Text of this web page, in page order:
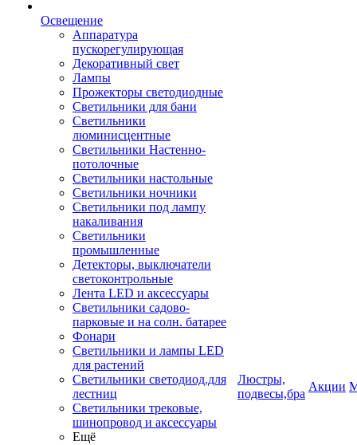
Освещение
Аппаратура
пускорегулирующая
Декоративный свет
Лампы
Прожекторы светодиодные
Светильники для бани
Светильники
люминисцентные
Светильники Настенно-
потолочные
Светильники настольные
Светильники ночники
Светильники под лампу
накаливания
Светильники
промышленные
Детекторы, выключатели
светоконтрольные
Лента LED и аксессуары
Светильники садово-
парковые и на солн. батарее
Фонари
Светильники и лампы LED
для растений
Светильники светодиод.для
лестниц
Светильники трековые,
шинопровод и аксессуары
Ещё
Люстры,
подвесы,бра
Акции